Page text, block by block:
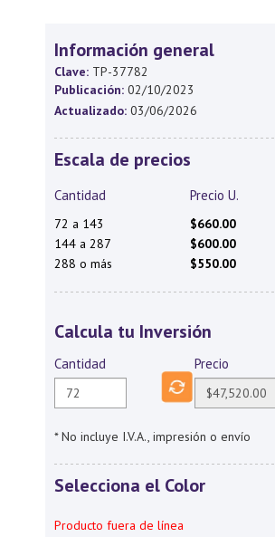
Información general
Clave: TP-37782
Publicación: 02/10/2023
Actualizado: 03/06/2026
Escala de precios
Cantidad Precio U.
72 a 143
$660.00
144 a 287
$600.00
288 o más
$550.00
Calcula tu Inversión
Cantidad Precio
* No incluye I.V.A., impresión o envío
Selecciona el Color
Producto fuera de línea